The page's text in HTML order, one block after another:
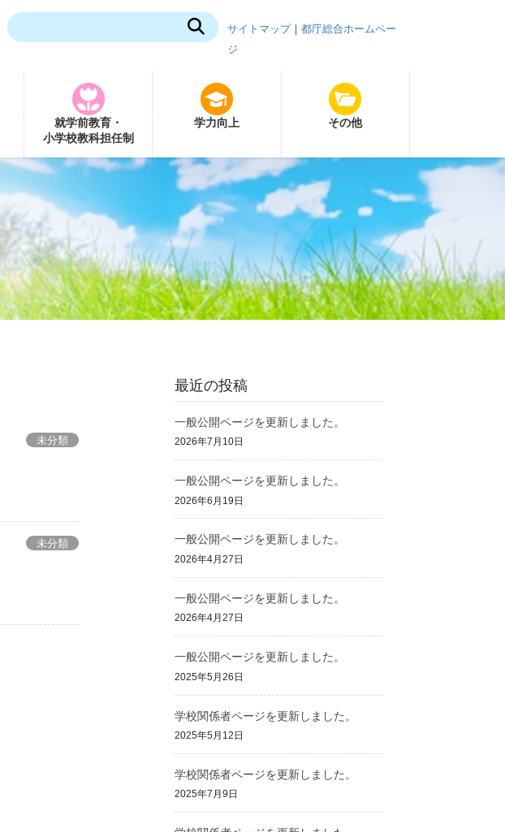
サイトマップ｜ 都庁総合ホームペー
ジ
就学前教育・
小学校教科担任制
学力向上 その他
未分類
未分類
最近の投稿
一般公開ページを更新しました。
2026年7月10日
一般公開ページを更新しました。
2026年6月19日
一般公開ページを更新しました。
2026年4月27日
一般公開ページを更新しました。
2026年4月27日
一般公開ページを更新しました。
2025年5月26日
学校関係者ページを更新しました。
2025年5月12日
学校関係者ページを更新しました。
2025年7月9日